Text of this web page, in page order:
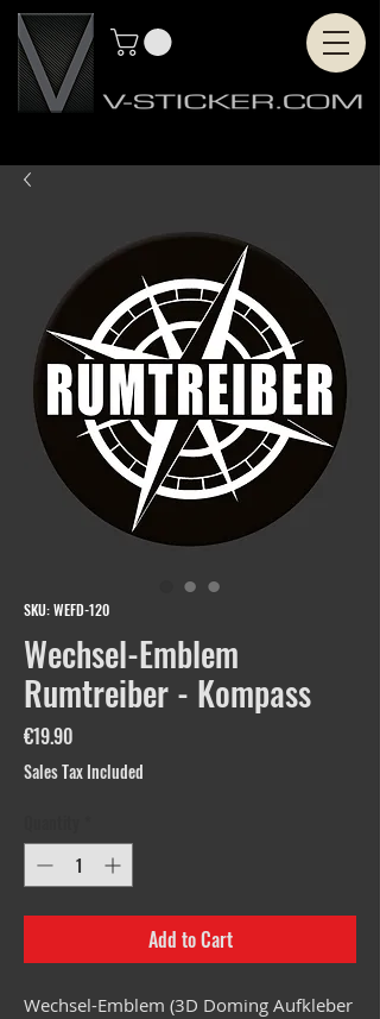
SKU: WEFD-120
Wechsel-Emblem
Rumtreiber - Kompass
€19.90
Sales Tax Included
Add to Cart
Wechsel-Emblem (3D Doming Aufkleber